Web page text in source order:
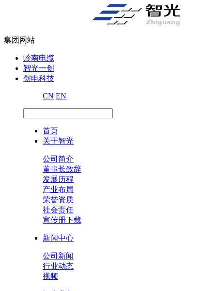
集团网站
岭南电缆
智光一创
创电科技
CN EN
首页
关于智光
公司简介
董事长致辞
发展历程
产业布局
荣誉资质
社会责任
宣传册下载
新闻中心
公司新闻
行业动态
视频